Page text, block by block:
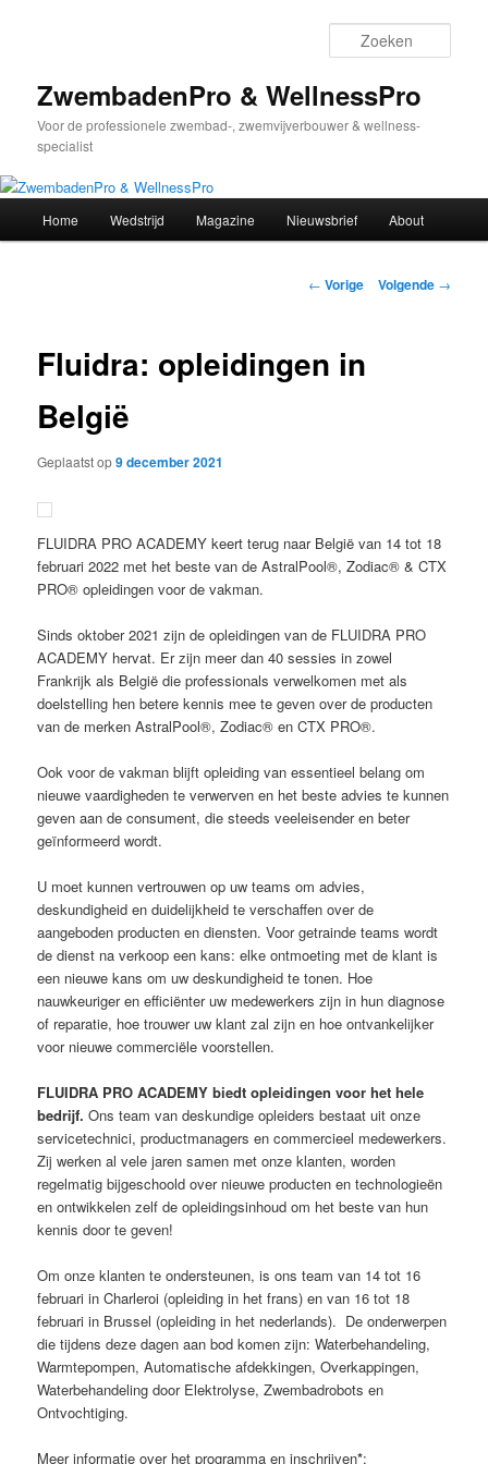
inhoudZwembadenPro & WellnessPro
Voor de professionele zwembad-, zwemvijverbouwer & wellness-
specialist
Home Wedstrijd Magazine Nieuwsbrief About
Bericht
← Vorige Volgende →
Fluidra: opleidingen in
België
Geplaatst op9 december 2021
FLUIDRA PRO ACADEMY keert terug naar België van 14 tot 18
februari 2022 met het beste van de AstralPool®, Zodiac® & CTX
PRO® opleidingen voor de vakman.
Sinds oktober 2021 zijn de opleidingen van de FLUIDRA PRO
ACADEMY hervat. Er zijn meer dan 40 sessies in zowel
Frankrijk als België die professionals verwelkomen met als
doelstelling hen betere kennis mee te geven over de producten
van de merken AstralPool®, Zodiac® en CTX PRO®.
Ook voor de vakman blijft opleiding van essentieel belang om
nieuwe vaardigheden te verwerven en het beste advies te kunnen
geven aan de consument, die steeds veeleisender en beter
geïnformeerd wordt.
U moet kunnen vertrouwen op uw teams om advies,
deskundigheid en duidelijkheid te verschaffen over de
aangeboden producten en diensten. Voor getrainde teams wordt
de dienst na verkoop een kans: elke ontmoeting met de klant is
een nieuwe kans om uw deskundigheid te tonen. Hoe
nauwkeuriger en efficiënter uw medewerkers zijn in hun diagnose
of reparatie, hoe trouwer uw klant zal zijn en hoe ontvankelijker
voor nieuwe commerciële voorstellen.
FLUIDRA PRO ACADEMY biedt opleidingen voor het hele
bedrijf. Ons team van deskundige opleiders bestaat uit onze
servicetechnici, productmanagers en commercieel medewerkers.
Zij werken al vele jaren samen met onze klanten, worden
regelmatig bijgeschoold over nieuwe producten en technologieën
en ontwikkelen zelf de opleidingsinhoud om het beste van hun
kennis door te geven!
Om onze klanten te ondersteunen, is ons team van 14 tot 16
februari in Charleroi (opleiding in het frans) en van 16 tot 18
februari in Brussel (opleiding in het nederlands). De onderwerpen
die tijdens deze dagen aan bod komen zijn: Waterbehandeling,
Warmtepompen, Automatische afdekkingen, Overkappingen,
Waterbehandeling door Elektrolyse, Zwembadrobots en
Ontvochtiging.
Meer informatie over het programma en inschrijven*: